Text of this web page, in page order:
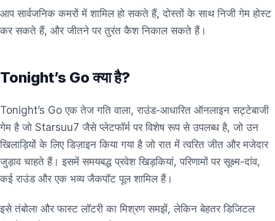
आप सार्वजनिक कमरों में शामिल हो सकते हैं, दोस्तों के साथ निजी गेम होस्ट
कर सकते हैं, और जीतने पर तुरंत कैश निकाल सकते हैं।
Tonight’s Go क्या है?
Tonight’s Go एक तेज गति वाला, राउंड-आधारित ऑनलाइन सट्टेबाजी
गेम है जो Starsuu7 जैसे प्लेटफॉर्म पर विशेष रूप से उपलब्ध है, जो उन
खिलाड़ियों के लिए डिज़ाइन किया गया है जो रात में त्वरित जीत और मजेदार
जुड़ाव चाहते हैं। इसमें समयबद्ध प्रवेश खिड़कियां, परिणामों पर सूक्ष्म-दांव,
कई राउंड और एक भव्य जैकपॉट पूल शामिल हैं।
इसे तंबोला और फास्ट लॉटरी का मिश्रण समझें, लेकिन बेहतर डिजिटल